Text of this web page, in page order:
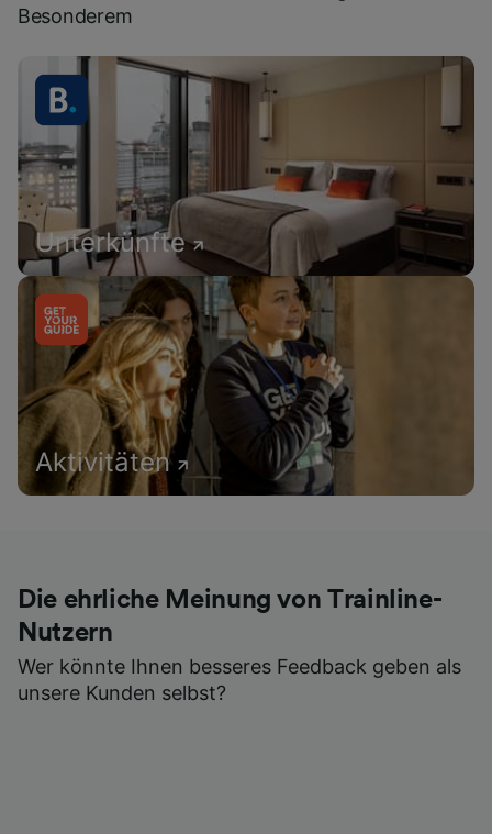
Besonderem
Unterkünfte
Aktivitäten
Die ehrliche Meinung von Trainline-
Nutzern
Wer könnte Ihnen besseres Feedback geben als
unsere Kunden selbst?